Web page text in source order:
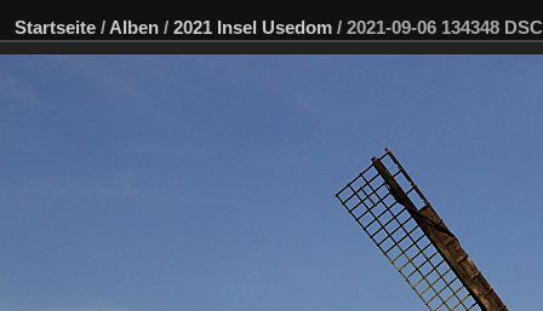
Startseite / Alben / 2021 Insel Usedom / 2021-09-06 134348